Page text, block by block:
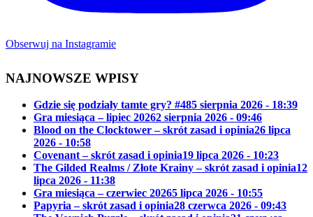
Obserwuj na Instagramie
NAJNOWSZE WPISY
Gdzie się podziały tamte gry? #485 sierpnia 2026 - 18:39
Gra miesiąca – lipiec 20262 sierpnia 2026 - 09:46
Blood on the Clocktower – skrót zasad i opinia26 lipca
2026 - 10:58
Covenant – skrót zasad i opinia19 lipca 2026 - 10:23
The Gilded Realms / Złote Krainy – skrót zasad i opinia12
lipca 2026 - 11:38
Gra miesiąca – czerwiec 20265 lipca 2026 - 10:55
Papyria – skrót zasad i opinia28 czerwca 2026 - 09:43